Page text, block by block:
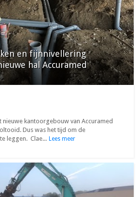
en fijnnivellering
hal Accuramed
nieuwe kantoorgebouw van Accuramed
Dus was het tijd om de
leggen. Clae... Lees meer